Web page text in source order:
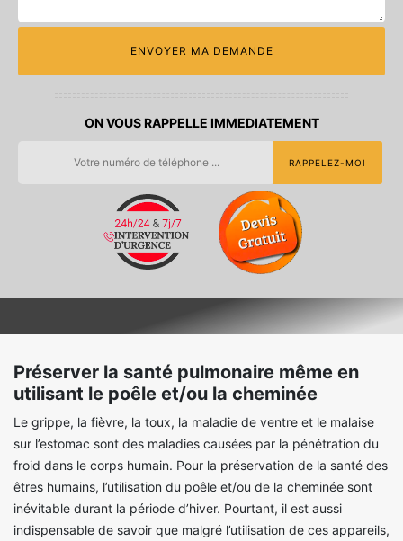
ON VOUS RAPPELLE IMMEDIATEMENT
Préserver la santé pulmonaire même en
utilisant le poêle et/ou la cheminée
Le grippe, la fièvre, la toux, la maladie de ventre et le malaise
sur l’estomac sont des maladies causées par la pénétration du
froid dans le corps humain. Pour la préservation de la santé des
êtres humains, l’utilisation du poêle et/ou de la cheminée sont
inévitable durant la période d’hiver. Pourtant, il est aussi
indispensable de savoir que malgré l’utilisation de ces appareils,